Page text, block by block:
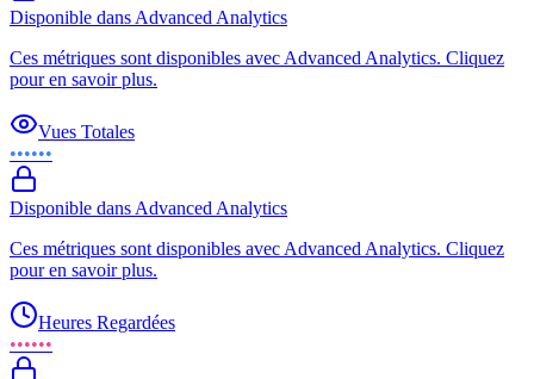
Disponible dans Advanced Analytics
Ces métriques sont disponibles avec Advanced Analytics. Cliquez
pour en savoir plus.
Vues Totales
••••••
Disponible dans Advanced Analytics
Ces métriques sont disponibles avec Advanced Analytics. Cliquez
pour en savoir plus.
Heures Regardées
••••••